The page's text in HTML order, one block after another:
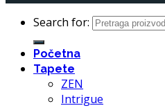
Search for:
Početna
Tapete
ZEN
Intrigue